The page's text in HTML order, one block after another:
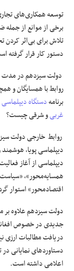
توسعه همکاری‌های
برخی از موانع از
تلاش برای بی‌اثر کردن
دستور کار قرار گرفته
دولت سیزدهم در مدت
روابط با همسایگان و
برنامهدستگاه دیپلماسی
غربیو شرقی چیست؟
روابط خارجی دولت
دیپلماسی پویا،
دیپلماسی از آغاز
همسایه‌محور»، «سیاست
اقتصادمحور» استوار
دولت سیزدهم علاوه
دریافت مطالبات ارزی
دستاوردهای نمایانی
اعلامی داشته است.